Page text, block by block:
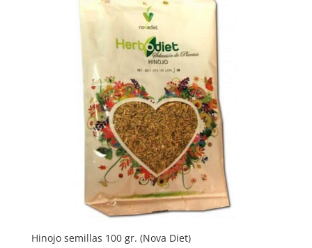
Hinojo semillas 100 gr. (Nova Diet)